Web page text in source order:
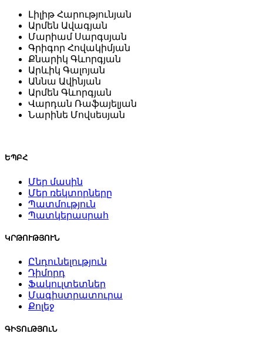
Լիլիթ Հարությունյան
Արմեն Ավագյան
Մարիամ Սարգսյան
Գրիգոր Հովակիմյան
Քնարիկ Գևորգյան
Արևիկ Գալոյան
Աննա Ավինյան
Արմեն Գևորգյան
Վարդան Ռաֆայելյան
Նարինե Մովսեսյան
ԵՊԲՀ
Մեր մասին
Մեր ռեկտորները
Պատմություն
Պատկերասրահ
ԿՐԹՈՒԹՅՈՒՆ
Ընդունելություն
Դիմորդ
Ֆակուլտետներ
Մագիստրատուրա
Քոլեջ
ԳԻՏՈւԹՅՈւՆ